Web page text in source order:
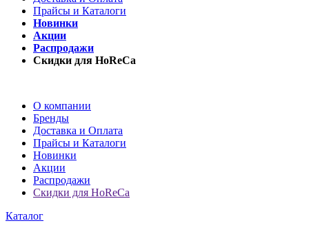
Прайсы и Каталоги
Новинки
Акции
Распродажи
Скидки для HoReCa
О компании
Бренды
Доставка и Оплата
Прайсы и Каталоги
Новинки
Акции
Распродажи
Скидки для HoReCa
Каталог